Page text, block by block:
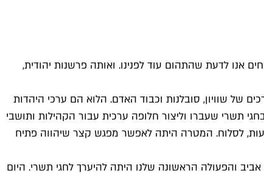
אנו לדעת שהתהום עוד לפנינו. ואותה פרשנות יהודית,
של שוויון, סובלנות וכבוד האדם. הלוא הם ערכי היהדות
תשרי שעברו וליצור חלופה ערכית עבור הקהילות ותושבי
לסלוח. המטרה היתה לאפשר מפגש קצר שיהווה פתיח
אביב והפעולה הראשונה שלנו היתה להיערך לחגי תשרי. היום